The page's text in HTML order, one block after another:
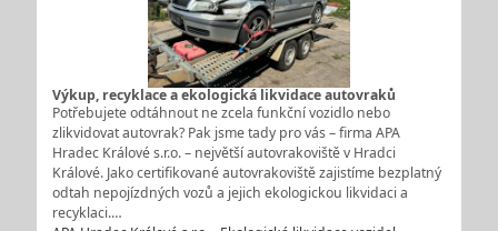
Výkup, recyklace a ekologická likvidace autovraků
Potřebujete odtáhnout ne zcela funkční vozidlo nebo
zlikvidovat autovrak? Pak jsme tady pro vás – firma APA
Hradec Králové s.r.o. – největší autovrakoviště v Hradci
Králové. Jako certifikované autovrakoviště zajistíme bezplatný
odtah nepojízdných vozů a jejich ekologickou likvidaci a
recyklaci.…